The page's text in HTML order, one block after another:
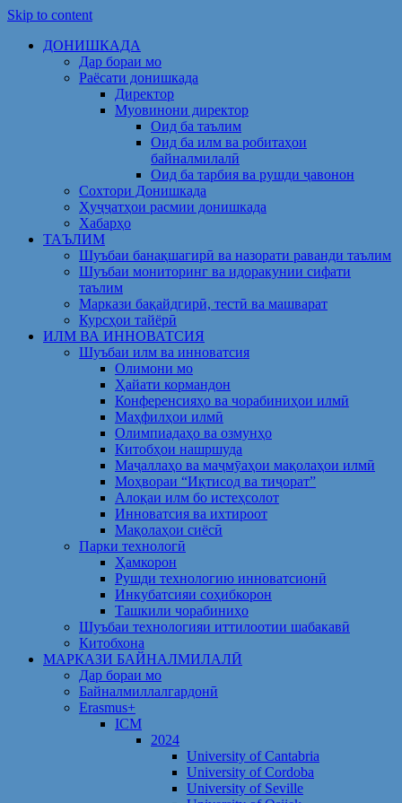
Skip to content
ДОНИШКАДА
Дар бораи мо
Раёсати донишкада
Директор
Муовинони директор
Оид ба таълим
Оид ба илм ва робитаҳои
байналмилалӣ
Оид ба тарбия ва рушди ҷавонон
Сохтори Донишкада
Ҳуҷҷатҳои расмии донишкада
Хабарҳо
ТАЪЛИМ
Шуъбаи банақшагирӣ ва назорати раванди таълим
Шуъбаи мониторинг ва идоракунии сифати
таълим
Маркази бақайдгирӣ, тестӣ ва машварат
Курсҳои тайёрӣ
ИЛМ ВА ИННОВАТСИЯ
Шуъбаи илм ва инноватсия
Олимони мо
Ҳайати кормандон
Конференсияҳо ва чорабиниҳои илмӣ
Маҳфилҳои илмӣ
Олимпиадаҳо ва озмунҳо
Китобҳои нашршуда
Маҷаллаҳо ва маҷмӯаҳои мақолаҳои илмӣ
Моҳвораи “Иқтисод ва тиҷорат”
Алоқаи илм бо истеҳсолот
Инноватсия ва ихтироот
Мақолаҳои сиёсӣ
Парки технологӣ
Ҳамкорон
Рушди технологию инноватсионӣ
Инкубатсияи соҳибкорон
Ташкили чорабиниҳо
Шуъбаи технологияи иттилоотии шабакавӣ
Китобхона
МАРКАЗИ БАЙНАЛМИЛАЛӢ
Дар бораи мо
Байналмиллалгардонӣ
Erasmus+
ICM
2024
University of Cantabria
University of Cordoba
University of Seville